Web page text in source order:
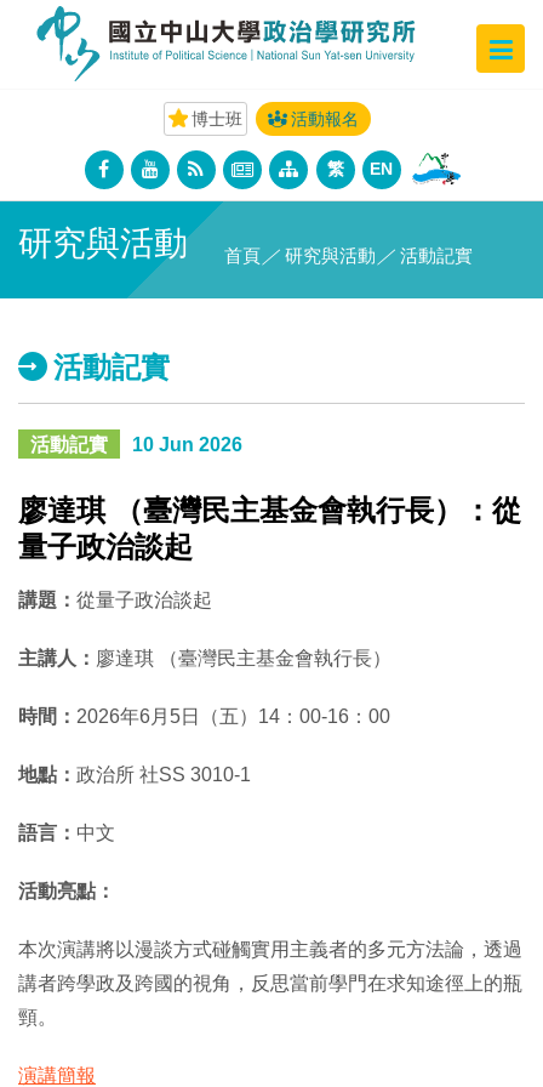
博士班 活動報名
繁 EN
研究與活動 首頁 ／ 研究與活動 ／ 活動記實
活動記實
活動記實 10 Jun 2026
廖達琪 （臺灣民主基金會執行長）：從
量子政治談起
講題： 從量子政治談起
主講人： 廖達琪 （臺灣民主基金會執行長）
時間： 2026年6月5日（五）14：00-16：00
地點： 政治所 社SS 3010-1
語言： 中文
活動亮點：
本次演講將以漫談方式碰觸實用主義者的多元方法論， 透過
講者跨學政及跨國的視角，反思當前學門在求知途徑上的瓶
頸。
演講簡報